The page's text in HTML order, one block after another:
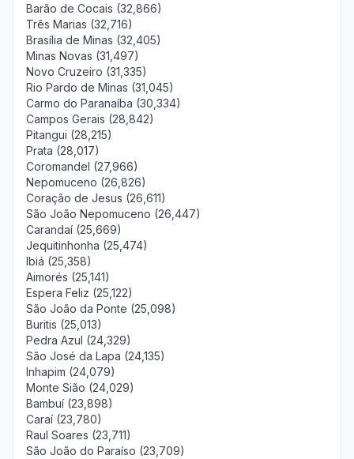
Barão de Cocais (32,866)
Três Marias (32,716)
Brasília de Minas (32,405)
Minas Novas (31,497)
Novo Cruzeiro (31,335)
Rio Pardo de Minas (31,045)
Carmo do Paranaíba (30,334)
Campos Gerais (28,842)
Pitangui (28,215)
Prata (28,017)
Coromandel (27,966)
Nepomuceno (26,826)
Coração de Jesus (26,611)
São João Nepomuceno (26,447)
Carandaí (25,669)
Jequitinhonha (25,474)
Ibiá (25,358)
Aimorés (25,141)
Espera Feliz (25,122)
São João da Ponte (25,098)
Buritis (25,013)
Pedra Azul (24,329)
São José da Lapa (24,135)
Inhapim (24,079)
Monte Sião (24,029)
Bambuí (23,898)
Caraí (23,780)
Raul Soares (23,711)
São João do Paraíso (23,709)